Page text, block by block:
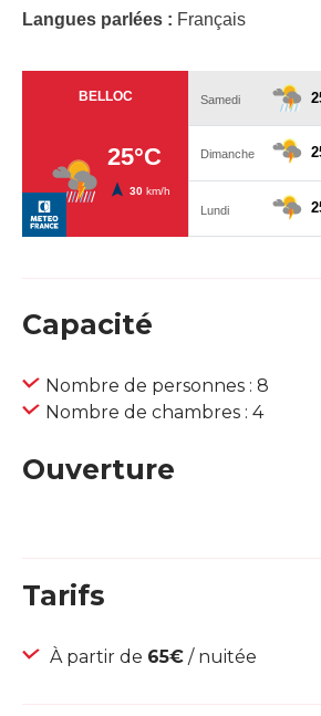
Langues parlées : Français
Capacité
Nombre de personnes : 8
Nombre de chambres : 4
Ouverture
Tarifs
À partir de 65€ / nuitée